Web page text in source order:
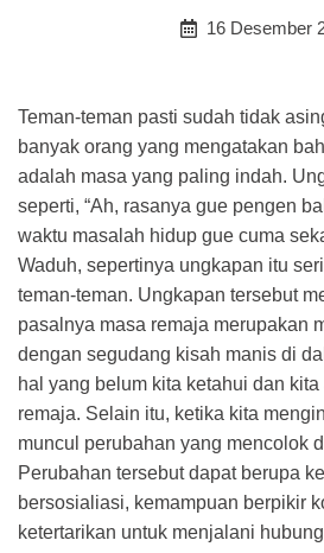
16 Desember
Teman-teman pasti sudah tidak
banyak orang yang mengatakan
adalah masa yang paling indah.
seperti, “Ah, rasanya gue pengen
waktu masalah hidup gue cuma
Waduh, sepertinya ungkapan itu
teman-teman. Ungkapan tersebut
pasalnya masa remaja merupakan
dengan segudang kisah manis di
hal yang belum kita ketahui dan
remaja. Selain itu, ketika kita
muncul perubahan yang mencolok
Perubahan tersebut dapat berupa
bersosialiasi, kemampuan berpikir
ketertarikan untuk menjalani